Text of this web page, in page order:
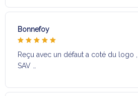
Bonnefoy
Reçu avec un défaut a coté du logo
SAV …